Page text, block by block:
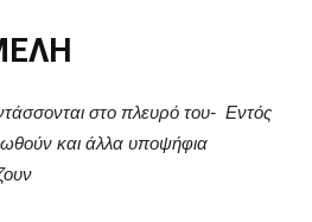
στο πλευρό του- Εντός
και άλλα υποψήφια